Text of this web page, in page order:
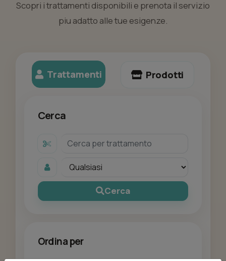
Scopri i trattamenti disponibili e prenota il servizio
piu adatto alle tue esigenze.
Trattamenti Prodotti
Cerca
Cerca
Ordina per